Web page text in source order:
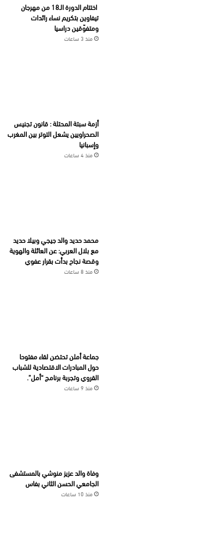
اختتام الدورة الـ18 من مهرجان
تيفاوين بتكريم نساء رائدات
ومتفوّقين دراسيا
منذ 3 ساعات
أزمة سبتة المحتلة : قانون تجنيس
الصحراويين يشعل التوتر بين المغرب
وإسبانيا
منذ 4 ساعات
محمد حديد والد جيجي وبيلا حديد
مع بلال العربي: عن العائلة والهوية
وقصة نجاح بدأت بقرار عفوي
منذ 8 ساعات
جماعة أملن تحتضن لقاء مفتوحا
حول المبادرات الاقتصادية للشباب
القروي وتجربة برنامج “أمل”.
منذ 9 ساعات
وفاة والد عزيز منوشي بالمستشفى
الجامعي الحسن الثاني بفاس
منذ 10 ساعات